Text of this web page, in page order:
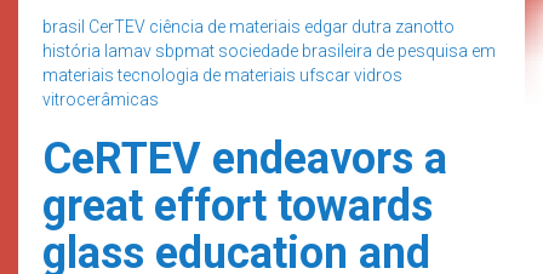
brasil CerTEV ciência de materiais edgar dutra zanotto
história lamav sbpmat sociedade brasileira de pesquisa em
materiais tecnologia de materiais ufscarvidros
vitrocerâmicas
CeRTEV endeavors a
great effort towards
glass education and